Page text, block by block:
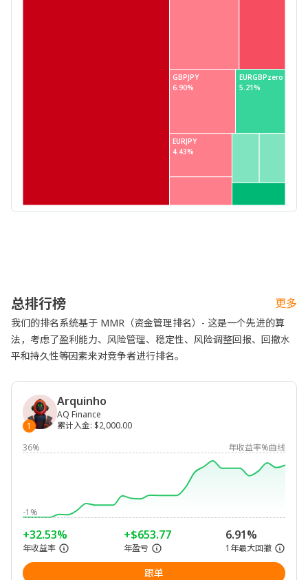
GBPJPY EURGBPzero
EURJPY
6.90% 5.21%
4.43%
总排行榜 更多
我们的排名系统基于 MMR（资金管理排名）- 这是一个先进的算
法，考虑了盈利能力、风险管理、稳定性、风险调整回报、回撤水
平和持久性等因素来对竞争者进行排名。
1
Arquinho
AQ Finance
累计入金: $2,000.00
36%
年收益率%曲线
-1%
+32.53%
年收益率
+$653.77
年盈亏
6.91%
1年最大回撤
跟单